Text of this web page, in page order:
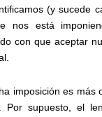
(y sucede
nos está
con que aceptar
imposición es
Por supuesto, el